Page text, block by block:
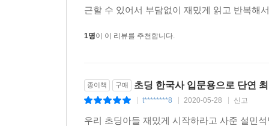
근할 수 있어서 부담없이 재밌게 읽고 반복해
1명이 이 리뷰를 추천합니다.
종이책 구매 초딩 한국사 입문용으로 단연
t********8 2020-05-28 신고
우리 초딩아들 재밌게 시작하라고 사준 설민